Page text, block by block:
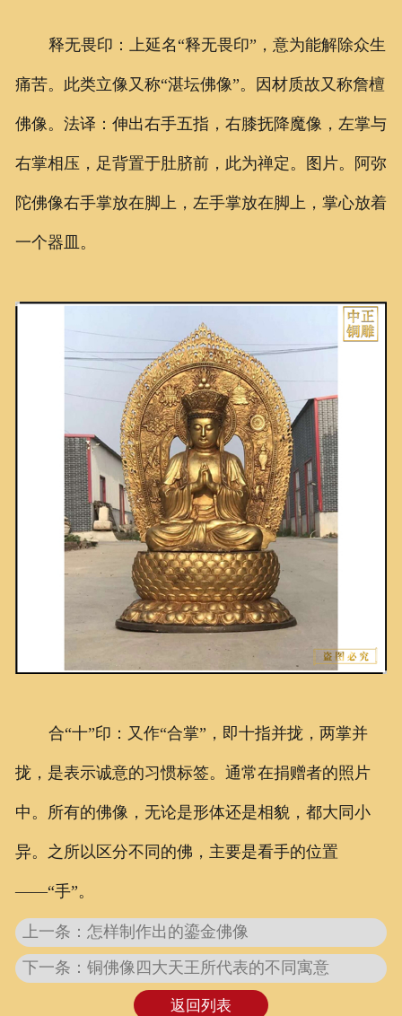
释无畏印：上延名“释无畏印”，意为能解除众生
痛苦。此类立像又称“湛坛佛像”。因材质故又称詹檀
佛像。法译：伸出右手五指，右膝抚降魔像，左掌与
右掌相压，足背置于肚脐前，此为禅定。图片。阿弥
陀佛像右手掌放在脚上，左手掌放在脚上，掌心放着
一个器皿。
合“十”印：又作“合掌”，即十指并拢，两掌并
拢，是表示诚意的习惯标签。通常在捐赠者的照片
中。所有的佛像，无论是形体还是相貌，都大同小
异。之所以区分不同的佛，主要是看手的位置
——“手”。
上一条：怎样制作出的鎏金佛像
下一条：铜佛像四大天王所代表的不同寓意
返回列表